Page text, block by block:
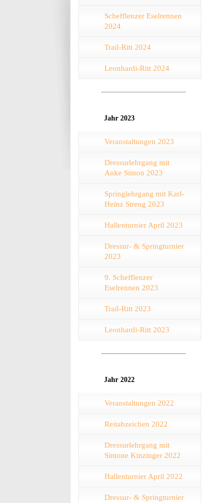
Schefflenzer Eselrennen
2024
Trail-Ritt 2024
Leonhardi-Ritt 2024
Jahr 2023
Veranstaltungen 2023
Dressurlehrgang mit
Anke Simon 2023
Springlehrgang mit Karl-
Heinz Streng 2023
Hallenturnier April 2023
Dressur- & Springturnier
2023
9. Schefflenzer
Eselrennen 2023
Trail-Ritt 2023
Leonhardi-Ritt 2023
Jahr 2022
Veranstaltungen 2022
Reitabzeichen 2022
Dressurlehrgang mit
Simone Kinzinger 2022
Hallenturnier April 2022
Dressur- & Springturnier